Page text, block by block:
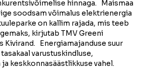
hinnaga. Maismaa
soodsam võimalus elektrienergia
on kallim rajada, mis teeb
kirjutab TMV Greeni
Kivirand. Energiamajanduse suur
varustuskindluse,
keskkonnasäästlikkuse vahel.